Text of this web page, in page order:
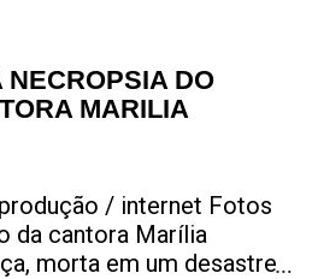
NECROPSIA DO
MARILIA
/ internet Fotos
da cantora Marília
morta em um desastre